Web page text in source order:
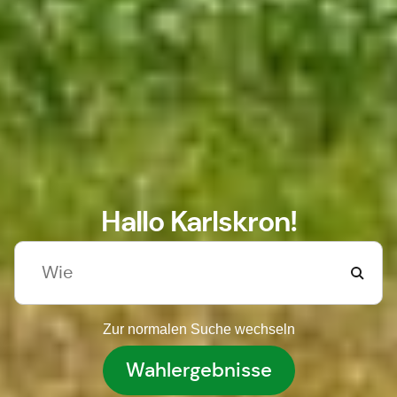
Hallo Karlskron!
Zur normalen Suche wechseln
Wahlergebnisse